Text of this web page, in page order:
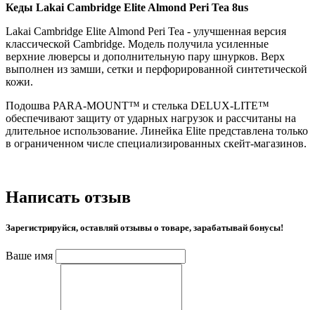
Кеды Lakai Cambridge Elite Almond Peri Tea 8us
Lakai Cambridge Elite Almond Peri Tea - улучшенная версия
классической Cambridge. Модель получила усиленные
верхние люверсы и дополнительную пару шнурков. Верх
выполнен из замши, сетки и перфорированной синтетической
кожи.
Подошва PARA-MOUNT™ и стелька DELUX-LITE™
обеспечивают защиту от ударных нагрузок и рассчитаны на
длительное использование. Линейка Elite представлена только
в ограниченном числе специализированных скейт-магазинов.
Написать отзыв
Зарегистрируйся, оставляй отзывы о товаре, зарабатывай бонусы!
Ваше имя